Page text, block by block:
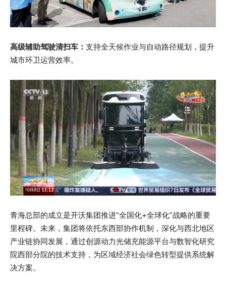
高级辅助驾驶清扫车： 支持全天候作业与自动路径规划，提升
城市环卫运营效率。
青海总部的成立是开沃集团推进“全国化+全球化”战略的重要
里程碑。未来，集团将依托东西部协作机制，深化与西北地区
产业链协同发展，通过创源动力光储充能源平台与数智化研究
院西部分院的技术支持，为区域经济社会绿色转型提供系统解
决方案。